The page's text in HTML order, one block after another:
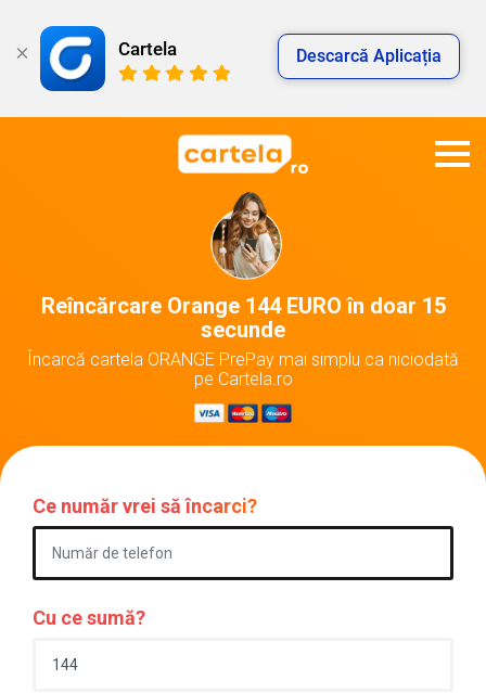
Cartela Descarcă Aplicația
Reîncărcare Orange 144 EURO în doar 15
secunde
Încarcă cartela ORANGE PrePay mai simplu ca niciodată
pe Cartela.ro
Ce număr vrei să încarci?
Cu ce sumă?